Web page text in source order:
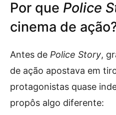
Por que Police
cinema de
Antes de Police Story,
de ação apostava em
protagonistas quase
propôs algo diferente: